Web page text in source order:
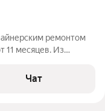
ремонтом
11 месяцев. Из
Чат